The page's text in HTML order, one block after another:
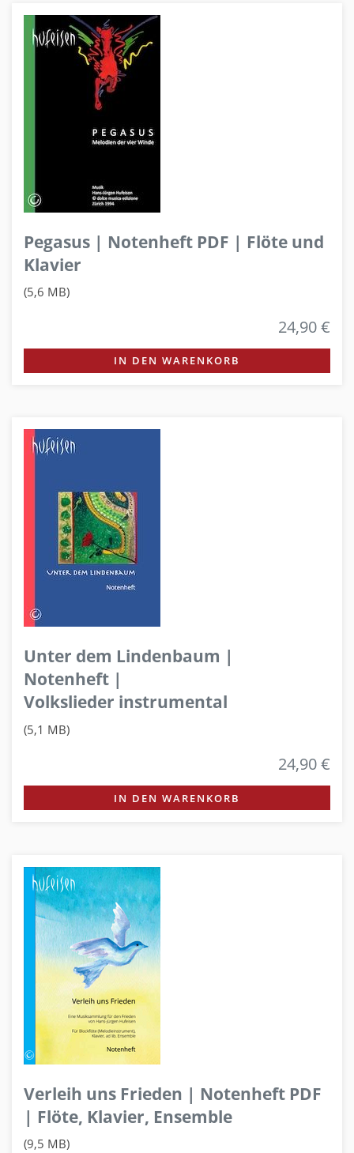
Pegasus | Notenheft PDF | Flöte und
Klavier
(5,6 MB)
24,90 €
IN DEN WARENKORB
Unter dem Lindenbaum |
Notenheft |
Volkslieder instrumental
(5,1 MB)
24,90 €
IN DEN WARENKORB
Verleih uns Frieden | Notenheft PDF
| Flöte, Klavier, Ensemble
(9,5 MB)